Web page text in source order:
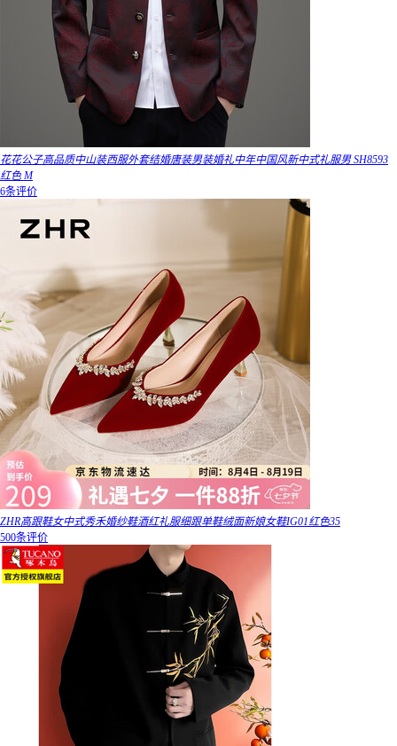
花花公子高品质中山装西服外套结婚唐装男装婚礼中年中国风新中式礼服男 SH8593
红色 M
6条评价
ZHR高跟鞋女中式秀禾婚纱鞋酒红礼服细跟单鞋绒面新娘女鞋IG01红色35
500条评价